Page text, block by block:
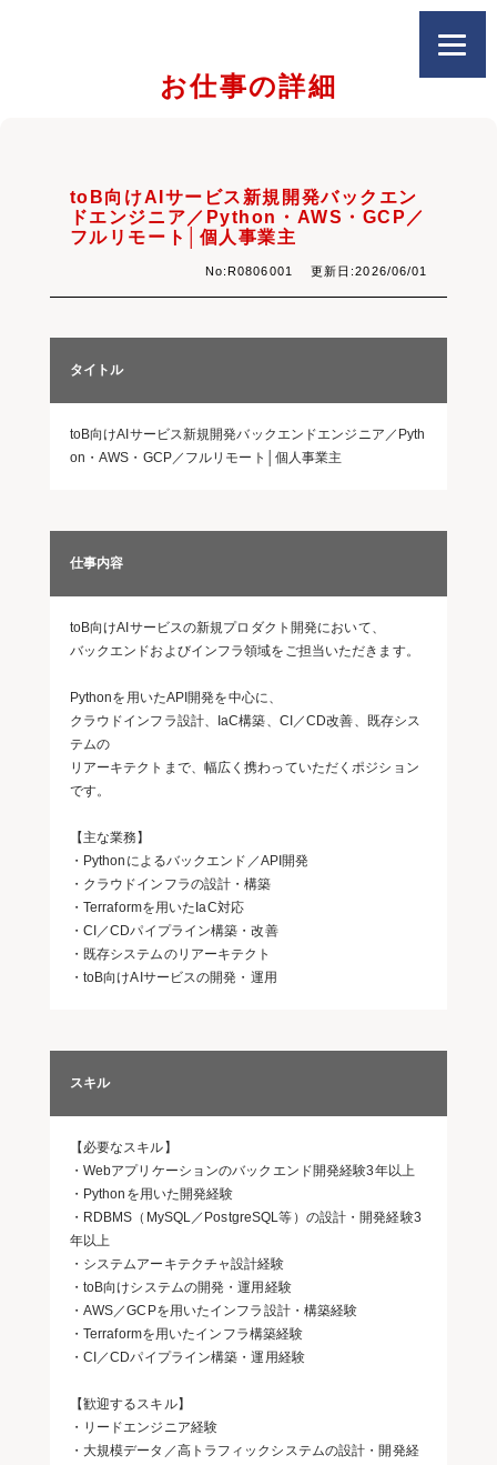
お仕事の詳細
toB向けAIサービス新規開発バックエン
ドエンジニア／Python・AWS・GCP／
フルリモート│個人事業主
No:R0806001 更新日:2026/06/01
タイトル
toB向けAIサービス新規開発バックエンドエンジニア／Pyth
on・AWS・GCP／フルリモート│個人事業主
仕事内容
toB向けAIサービスの新規プロダクト開発において、
バックエンドおよびインフラ領域をご担当いただきます。
Pythonを用いたAPI開発を中心に、
クラウドインフラ設計、IaC構築、CI／CD改善、既存シス
テムの
リアーキテクトまで、幅広く携わっていただくポジション
です。
【主な業務】
・Pythonによるバックエンド／API開発
・クラウドインフラの設計・構築
・Terraformを用いたIaC対応
・CI／CDパイプライン構築・改善
・既存システムのリアーキテクト
・toB向けAIサービスの開発・運用
スキル
【必要なスキル】
・Webアプリケーションのバックエンド開発経験3年以上
・Pythonを用いた開発経験
・RDBMS（MySQL／PostgreSQL等）の設計・開発経験3
年以上
・システムアーキテクチャ設計経験
・toB向けシステムの開発・運用経験
・AWS／GCPを用いたインフラ設計・構築経験
・Terraformを用いたインフラ構築経験
・CI／CDパイプライン構築・運用経験
【歓迎するスキル】
・リードエンジニア経験
・大規模データ／高トラフィックシステムの設計・開発経